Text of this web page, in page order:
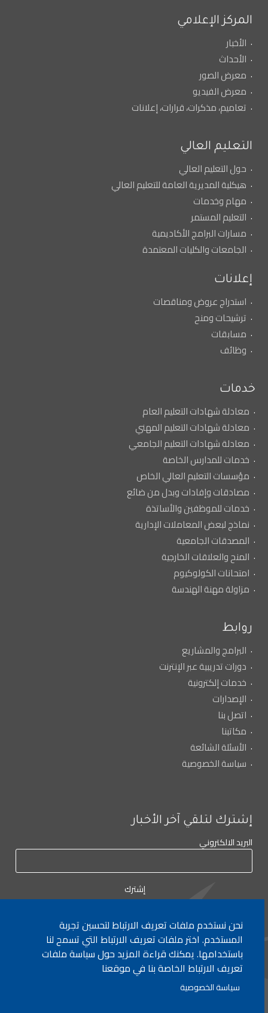
المركز الإعلامي
الأخبار
الأحداث
معرض الصور
معرض الفيديو
تعاميم، مذكرات، قرارات، إعلانات
التعليم العالي
حول التعليم العالي
هيكلية المديرية العامة للتعليم العالي
مهام وخدمات
التعليم المستمر
مسارات البرامج الأكاديمية
الجامعات والكليات المعتمدة
إعلانات
استدراج عروض ومناقصات
ترشيحات ومنح
مسابقات
وظائف
خدمات
معادلة شهادات التعليم العام
معادلة شهادات التعليم المهني
معادلة شهادات التعليم الجامعي
خدمات للمدارس الخاصة
مؤسسات التعليم العالي الخاص
مصادقات وإفادات وبدل من ضائع
خدمات للموظفين والأساتذة
نماذج لبعض المعاملات الإدارية
المصدقات الجامعية
المنح والعلاقات الخارجية
امتحانات الكولوكيوم
مزاولة مهنة الهندسة
روابط
البرامج والمشاريع
دورات تدريبية عبر الإنترنت
خدمات إلكترونية
الإصدارات
اتصل بنا
مكاتبنا
الأسئلة الشائعة
سياسة الخصوصية
إشترك لتلقي آخر الأخبار
البريد الالكتروني
لأي إستفسار الإتصال على: ٠١/٧٧٢٠٠٠
جميع الحقوق محفوظة © 2026 , وزارة التربية والتعليم العالي، لبنان.
نحن نستخدم ملفات تعريف الارتباط لتحسين تجربة
المستخدم. اختر ملفات تعريف الارتباط التي تسمح لنا
باستخدامها. يمكنك قراءة المزيد حول سياسة ملفات
تعريف الارتباط الخاصة بنا في موقعنا
سياسة الخصوصية